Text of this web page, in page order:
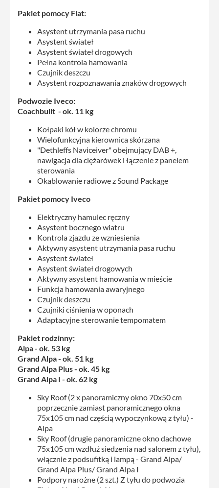
Pakiet pomocy Fiat:
Asystent utrzymania pasa ruchu
Asystent świateł
Asystent świateł drogowych
Pełna kontrola hamowania
Czujnik deszczu
Asystent rozpoznawania znaków drogowych
Podwozie Iveco:
Coachbuilt - ok. 11 kg
Kołpaki kół w kolorze chromu
Wielofunkcyjna kierownica skórzana
"Dethleffs Naviceiver" obejmujący DAB +,
nawigacja dla ciężarówek i łączenie z panelem
sterowania
Okablowanie radiowe z Sound Package
Pakiet pomocy Iveco
Elektryczny hamulec ręczny
Asystent bocznego wiatru
Kontrola zjazdu ze wzniesienia
Aktywny asystent utrzymania pasa ruchu
Asystent świateł
Asystent świateł drogowych
Aktywny asystent hamowania w mieście
Funkcja hamowania awaryjnego
Czujnik deszczu
Czujniki ciśnienia w oponach
Adaptacyjne sterowanie tempomatem
Pakiet rodzinny:
Alpa - ok. 53 kg
Grand Alpa - ok. 51 kg
Grand Alpa Plus - ok. 45 kg
Grand Alpa I - ok. 62 kg
Sky Roof (2 x panoramiczny okno 70x50 cm
poprzecznie zamiast panoramicznego okna
75x105 cm nad częścią wypoczynkową z tyłu) -
Alpa
Sky Roof (drugie panoramiczne okno dachowe
75x105 cm wzdłuż siedzenia nad salonem z tyłu),
włącznie z podsufitką i lampą - Grand Alpa/
Grand Alpa Plus/ Grand Alpa I
Podpory narożne (2 szt.) Z tyłu do podwozia